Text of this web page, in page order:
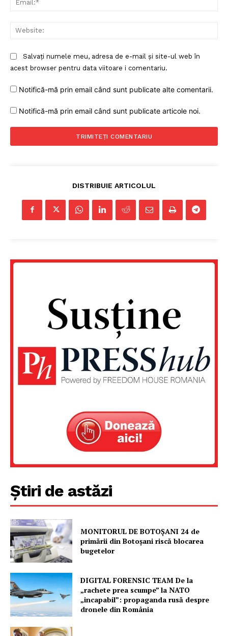
Salvați numele meu, adresa de e-mail și site-ul web în
acest browser pentru data viitoare i comentariu.
Notifică-mă prin email când sunt publicate alte comentarii.
Notifică-mă prin email când sunt publicate articole noi.
DISTRIBUIE ARTICOLUL
Știri de astăzi
MONITORUL DE BOTOȘANI 24 de
primării din Botoșani riscă blocarea
bugetelor
DIGITAL FORENSIC TEAM De la
„rachete prea scumpe” la NATO
„incapabil”: propaganda rusă despre
dronele din România